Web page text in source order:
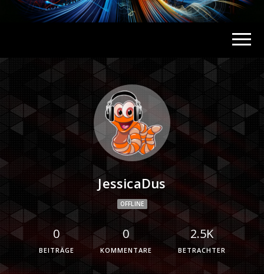
Radio
JessicaDus
OFFLINE
0
BEITRÄGE
0
KOMMENTARE
2.5K
BETRACHTER